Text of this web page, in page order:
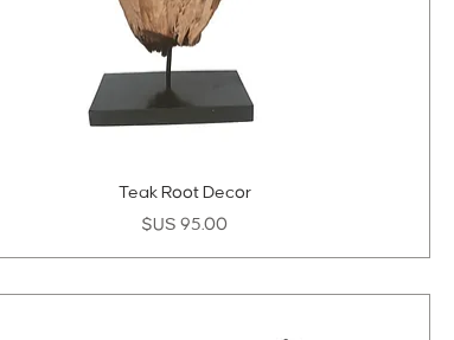
Teak Root Decor
السعر